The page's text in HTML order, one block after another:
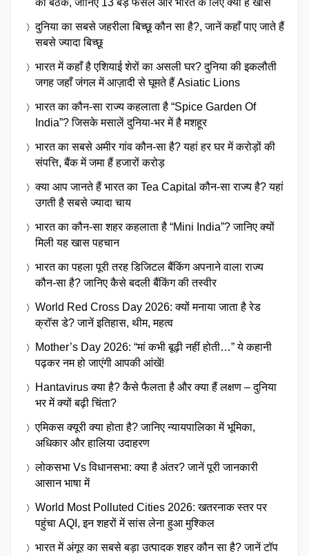
की बैठक, जानिए 13 बड़े फैसले और भारत के लिए क्यों है खास
दुनिया का सबसे जहरीला बिच्छू कौन सा है?, जानें कहाँ पाए जाते हैं
सबसे ज्यादा बिच्छू
भारत में कहाँ है एशियाई शेरों का असली घर? दुनिया की इकलौती
जगह जहाँ जंगल में आज़ादी से घूमते हैं Asiatic Lions
भारत का कौन-सा राज्य कहलाता है “Spice Garden Of
India”? जिसके मसालें दुनिया-भर में है मशहूर
भारत का सबसे अमीर गांव कौन-सा है? यहां हर घर में करोड़ों की
संपत्ति, बैंक में जमा हैं हजारों करोड़
क्या आप जानते हैं भारत का Tea Capital कौन-सा राज्य है? यहां
उगती है सबसे ज्यादा चाय
भारत का कौन-सा शहर कहलाता है “Mini India”? जानिए क्यों
मिली यह खास पहचान
भारत का पहला पूरी तरह डिजिटल बैंकिंग अपनाने वाला राज्य
कौन-सा है? जानिए कैसे बदली बैंकिंग की तस्वीर
World Red Cross Day 2026: क्यों मनाया जाता है रेड
क्रॉस डे? जानें इतिहास, थीम, महत्व
Mother’s Day 2026: “मां कभी बूढ़ी नहीं होती…” ये कहानी
पढ़कर नम हो जाएंगी आपकी आंखें!
Hantavirus क्या है? कैसे फैलता है और क्या हैं लक्षण – दुनिया
भर में क्यों बढ़ी चिंता?
एमिकस क्यूरी क्या होता है? जानिए न्यायपालिका में भूमिका,
अधिकार और हालिया उदाहरण
लोकसभा Vs विधानसभा: क्या है अंतर? जानें पूरी जानकारी
आसान भाषा में
World Most Polluted Cities 2026: खतरनाक स्तर पर
पहुंचा AQI, इन शहरों में सांस लेना हुआ मुश्किल
भारत में अंगूर का सबसे बड़ा उत्पादक शहर कौन सा है? जानें टॉप